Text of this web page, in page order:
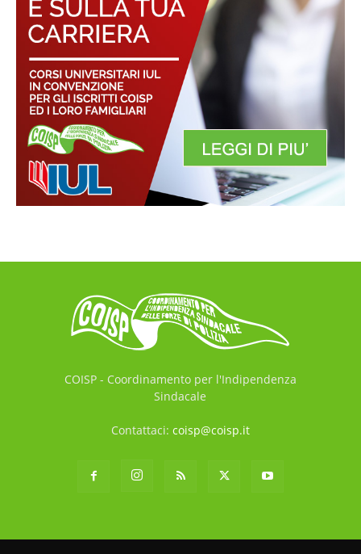
COISP - Coordinamento per l'Indipendenza
Sindacale
Contattaci: coisp@coisp.it